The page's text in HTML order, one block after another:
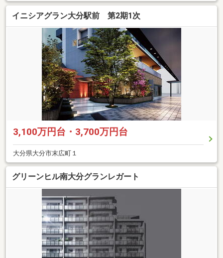
イニシアグラン大分駅前 第2期1次
3,100万円台・3,700万円台
大分県大分市末広町１
グリーンヒル南大分グランレガート